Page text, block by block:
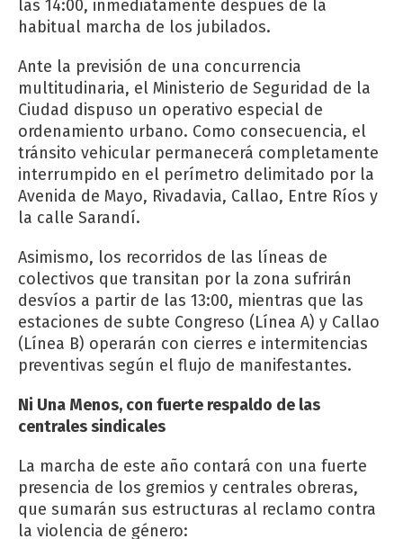
las 14:00, inmediatamente después de la
habitual marcha de los jubilados.
Ante la previsión de una concurrencia
multitudinaria, el Ministerio de Seguridad de la
Ciudad dispuso un operativo especial de
ordenamiento urbano. Como consecuencia, el
tránsito vehicular permanecerá completamente
interrumpido en el perímetro delimitado por la
Avenida de Mayo, Rivadavia, Callao, Entre Ríos y
la calle Sarandí.
Asimismo, los recorridos de las líneas de
colectivos que transitan por la zona sufrirán
desvíos a partir de las 13:00, mientras que las
estaciones de subte Congreso (Línea A) y Callao
(Línea B) operarán con cierres e intermitencias
preventivas según el flujo de manifestantes.
Ni Una Menos, con fuerte respaldo de las
centrales sindicales
La marcha de este año contará con una fuerte
presencia de los gremios y centrales obreras,
que sumarán sus estructuras al reclamo contra
la violencia de género: